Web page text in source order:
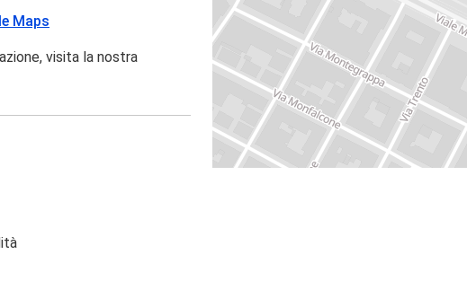
Maps
visita la nostra